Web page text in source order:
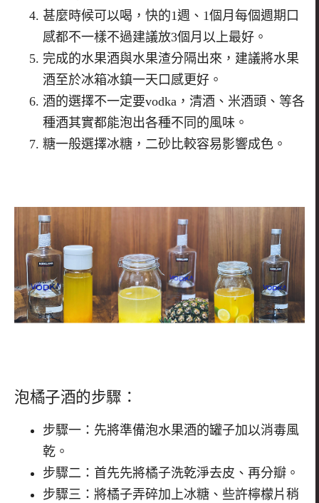
甚麼時候可以喝，快的1週、1個月每個週期口
感都不一樣不過建議放3個月以上最好。
完成的水果酒與水果渣分隔出來， 建議將水果
酒至於冰箱冰鎮一天口感更好。
酒的選擇不一定要vodka，清酒、米酒頭、 等各
種酒其實都能泡出各種不同的風味。
糖一般選擇冰糖，二砂比較容易影響成色。
泡橘子酒的步驟：
步驟一：先將準備泡水果酒的罐子加以消毒風
乾。
步驟二：首先先將橘子洗乾淨去皮、再分瓣。
步驟三：將橘子弄碎加上冰糖、些許檸檬片稍